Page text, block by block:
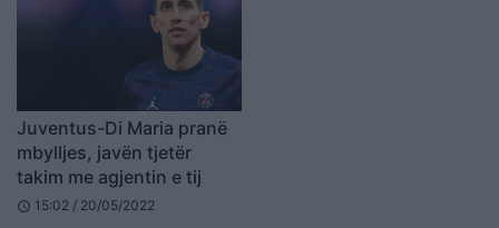
Juventus-Di Maria pranë
mbylljes, javën tjetër
takim me agjentin e tij
schedule 15:02 / 20/05/2022